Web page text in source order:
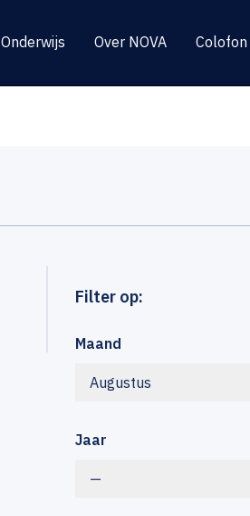
Onderwijs Over NOVA Colofon
Filter op:
Maand
Augustus
Jaar
—